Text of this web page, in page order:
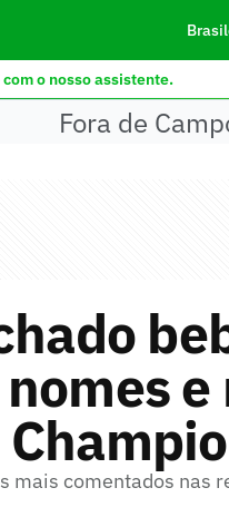
o nosso assistente.
Fora de
e
mais comentados nas